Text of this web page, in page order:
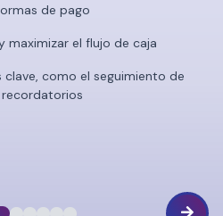
de pago
maximizar el flujo de caja
como el seguimiento de